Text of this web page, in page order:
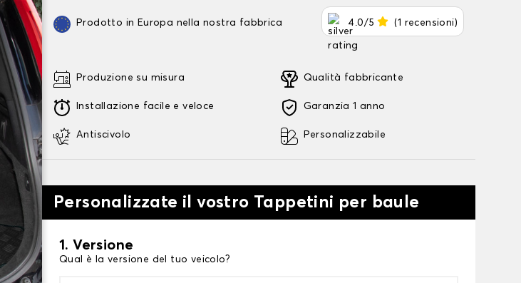
Prodotto in Europa nella nostra fabbrica 4.0/5 (1 recensioni)
Produzione su misura
Installazione facile e veloce
Antiscivolo
Qualità fabbricante
Garanzia 1 anno
Personalizzabile
Personalizzate il vostro Tappetini per baule
1. Versione
Qual è la versione del tuo veicolo?